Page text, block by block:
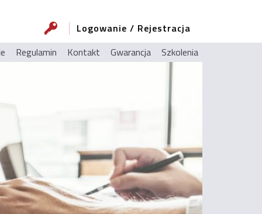
Logowanie / Rejestracja
Regulamin Kontakt Gwarancja Szkolenia